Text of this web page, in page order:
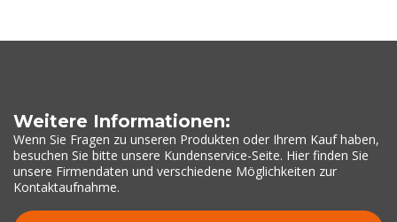
Weitere Informationen:
Wenn Sie Fragen zu unseren Produkten oder Ihrem Kauf haben,
besuchen Sie bitte unsere Kundenservice-Seite. Hier finden Sie
unsere Firmendaten und verschiedene Möglichkeiten zur
Kontaktaufnahme.